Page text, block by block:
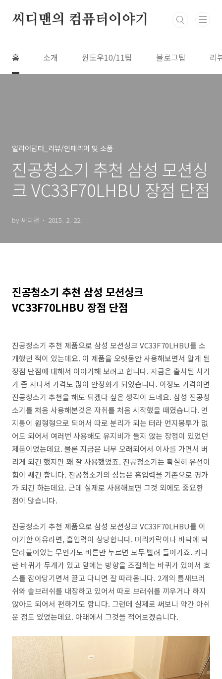
씨디맨의 컴퓨터이야기
홈 소개 윈도우10/11팁 블로그팁 리
얼리어답터_리뷰/인테리어 및 소품
진공청소기 추천 삼성 모션싱
크 VC33F70LHBU 장점 단점
by 씨디맨 2015. 2. 22.
진공청소기 추천 삼성 모션싱크
VC33F70LHBU 장점 단점
진공청소기 추천 제품으로 삼성 모션싱크 VC33F70LHBU를 소
개했던 적이 있는데요. 이 제품을 오랫동안 사용해보면서 알게 된
장점 단점에 대해서 이야기해 보려고 합니다. 지금은 출시된 시기
가 좀 지나서 가격도 많이 안정화가 되었습니다. 이정도 가격이면
진공청소기 추천을 해도 되겠다 싶은 생각이 드네요. 삼성 진공청
소기를 처음 사용해본것은 자취를 처음 시작했을 때였습니다. 먼
지통이 원형형으로 되어서 따로 분리가 되는 터라 먼지봉투가 없
어도 되어서 여러번 사용해도 유지비가 들지 않는 장점이 있었던
제품이었는데요. 물론 지금은 너무 오래되어서 이사를 가면서 버
리게 되긴 했지만 꽤 잘 사용했었죠. 진공청소기는 확실히 유선이
힘이 쌔긴 합니다. 진공청소기의 성능은 흡입력을 기존으로 평가
가 되긴 하는데요. 근데 실제로 사용해보면 그것 외에도 중요한
점이 많습니다.
진공청소기 추천 제품으로 삼성 모션싱크 VC33F70LHBU를 이
야기한 이유라면, 흡입력이 상당합니다. 머리카락이나 바닥에 딱
달라붙어있는 무언가도 버튼만 누르면 모두 빨려 들어가죠. 커다
란 바퀴가 두개가 있고 앞에는 방향을 조절하는 바퀴가 있어서 호
스를 잡아당기면서 끌고 다니면 잘 따라옵니다. 2개의 틈새브러
쉬와 솔브러쉬를 내장하고 있어서 따로 브러쉬를 끼우거나 하지
않아도 되어서 편하기도 합니다. 그런데 실제로 써보니 약간 아쉬
운 점도 있었는데요. 아래에서 그것을 적어보겠습니다.